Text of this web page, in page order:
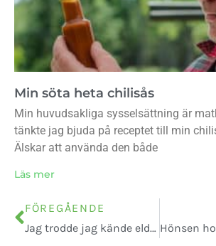
Min söta heta chilisås
Min huvudsakliga sysselsättning är
tänkte jag bjuda på receptet till min
Älskar att använda den både
Läs mer
FÖREGÅENDE
Jag trodde jag kände elden